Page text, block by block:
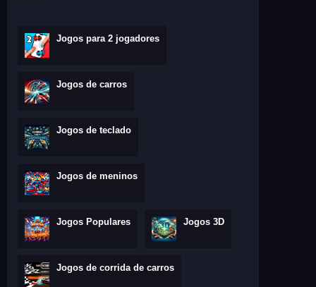
Jogos para 2 jogadores
Jogos de carros
Jogos de teclado
Jogos de meninos
Jogos Populares Jogos 3D
Jogos de corrida de carros